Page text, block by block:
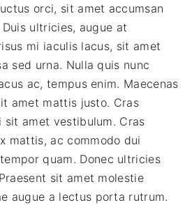
orci, sit amet accumsan
ultricies, augue at
mi iaculis lacus, sit amet
sed urna. Nulla quis nunc
ac, tempus enim. Maecenas
amet mattis justo. Cras
sit amet vestibulum. Cras
mattis, ac commodo dui
quam. Donec ultricies
sit amet molestie
augue a lectus porta rutrum.